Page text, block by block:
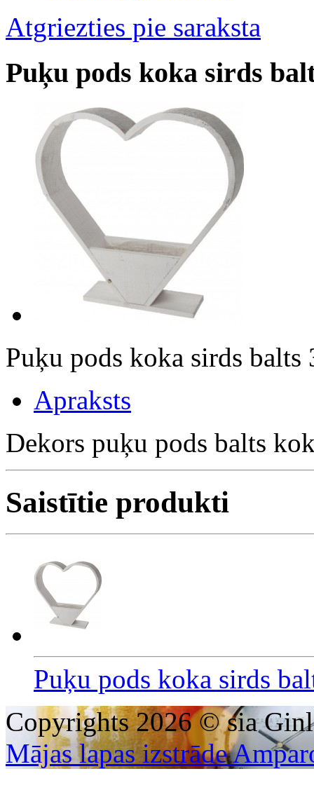
Atgriezties pie saraksta
Puķu pods koka sirds
Puķu pods koka sirds
Apraksts
Dekors puķu pods balts
Saistītie produkti
Puķu pods koka sirds
Copyrights 2026 © sia
Mājas lapas izstrāde